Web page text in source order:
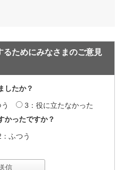
るためにみなさまのご意見
したか？
3：役に立たなかった
かったですか？
：ふつう